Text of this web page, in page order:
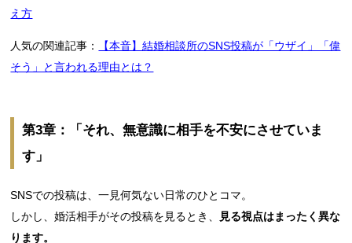
え方
人気の関連記事：
【本音】結婚相談所のSNS投稿が「ウザイ」「偉
そう」と言われる理由とは？
第3章：「それ、無意識に相手を不安にさせていま
す」
SNSでの投稿は、一見何気ない日常のひとコマ。
しかし、婚活相手がその投稿を見るとき、
見る視点はまったく異な
ります。